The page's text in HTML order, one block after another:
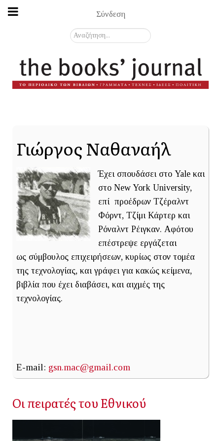
Σύνδεση
Αναζήτηση...
Γιώργος Ναθαναήλ
Έχει σπουδάσει στο Yale και
στο New York University,
επί προέδρων Τζέραλντ
Φόρντ, Τζίμι Κάρτερ και
Ρόναλντ Ρέιγκαν. Αφότου
επέστρεψε εργάζεται
ως σύμβουλος επιχειρήσεων, κυρίως στον τομέα
της τεχνολογίας, και γράφει για κακώς κείμενα,
βιβλία που έχει διαβάσει, και αιχμές της
τεχνολογίας.
E-mail: gsn.mac@gmail.com
Οι πειρατές του Εθνικού